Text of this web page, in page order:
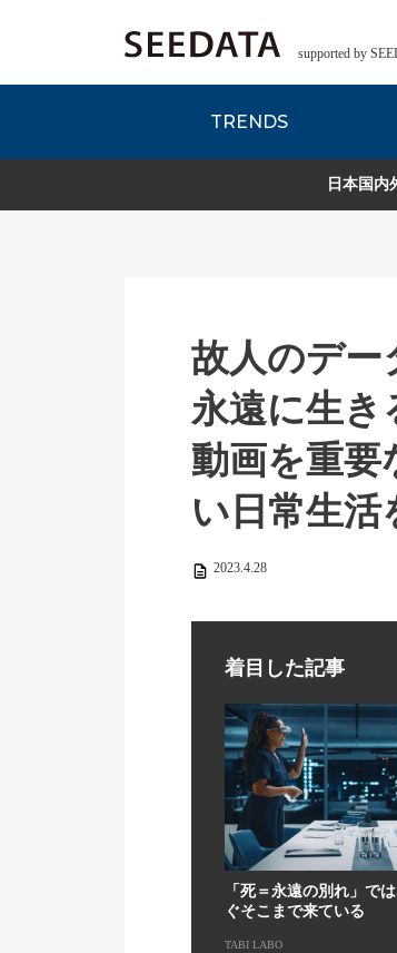
supported by
TRENDS
EDITORIAL REPORT 各
日本国内
故人のデー
永遠に生き
動画を重要
い日常生活
2023.4.28
着目した記事
「死＝永遠の別れ」で
ぐそこまで来ている
TABI LABO